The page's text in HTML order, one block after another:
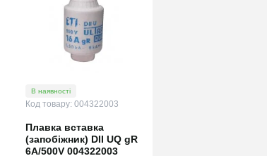
В наявності
Код товару: 004322003
Плавка вставка
(запобіжник) DII UQ gR
6A/500V 004322003